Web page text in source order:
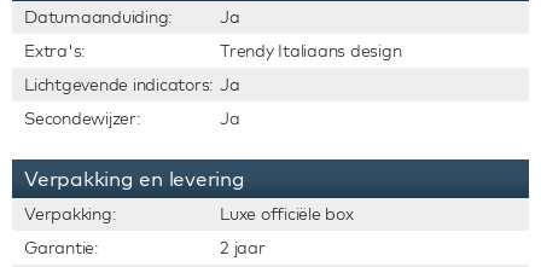
Datumaanduiding:
Ja
Extra's:
Trendy Italiaans design
Lichtgevende indicators: Ja
Secondewijzer:
Ja
Verpakking en levering
Verpakking:
Luxe officiële box
Garantie:
2 jaar